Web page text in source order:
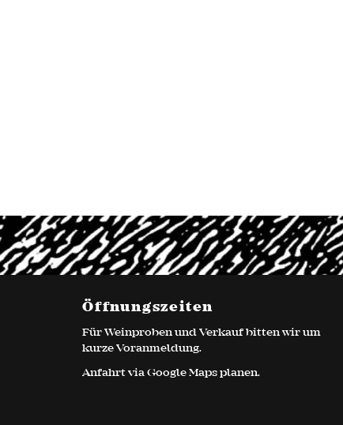
Öffnungszeiten
Für Weinproben und Verkauf bitten wir um
kurze Voranmeldung.
Anfahrt viaGoogle Mapsplanen.